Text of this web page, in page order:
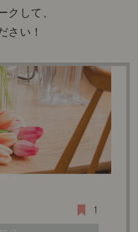
クして、
さい！